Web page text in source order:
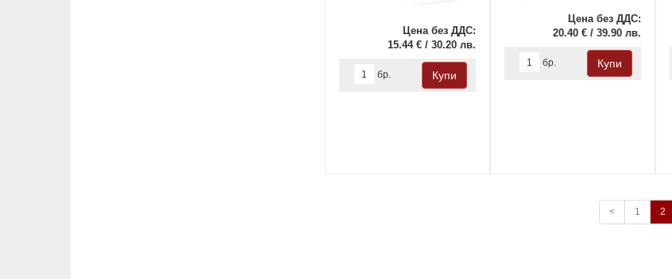
Цена без ДДС:
15.44 € / 30.20 лв.
бр.
Цена без ДДС:
20.40 € / 39.90 лв.
бр.
< 1 2